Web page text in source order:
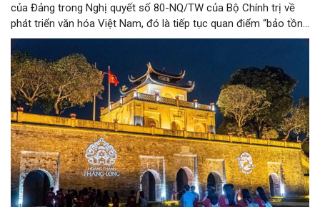
của Đảng trong Nghị quyết số 80-NQ/TW của Bộ Chính trị về
phát triển văn hóa Việt Nam, đó là tiếp tục quan điểm “bảo tồn
và phát huy giá trị di sản văn hóa gắn kết với phát triển kinh tế -
xã hội và du lịch”; đồng thời, nâng lên một tầm cao mới: “phát
triển kinh tế di sản”.